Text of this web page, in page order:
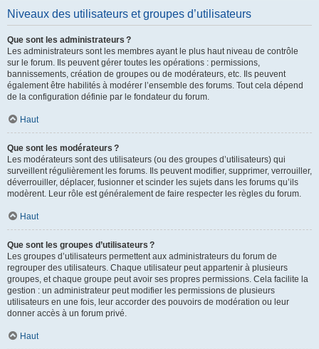
Niveaux des utilisateurs et groupes d’utilisateurs
Que sont les administrateurs ?
Les administrateurs sont les membres ayant le plus haut niveau de contrôle
sur le forum. Ils peuvent gérer toutes les opérations : permissions,
bannissements, création de groupes ou de modérateurs, etc. Ils peuvent
également être habilités à modérer l’ensemble des forums. Tout cela dépend
de la configuration définie par le fondateur du forum.
Haut
Que sont les modérateurs ?
Les modérateurs sont des utilisateurs (ou des groupes d’utilisateurs) qui
surveillent régulièrement les forums. Ils peuvent modifier, supprimer, verrouiller,
déverrouiller, déplacer, fusionner et scinder les sujets dans les forums qu’ils
modèrent. Leur rôle est généralement de faire respecter les règles du forum.
Haut
Que sont les groupes d’utilisateurs ?
Les groupes d’utilisateurs permettent aux administrateurs du forum de
regrouper des utilisateurs. Chaque utilisateur peut appartenir à plusieurs
groupes, et chaque groupe peut avoir ses propres permissions. Cela facilite la
gestion : un administrateur peut modifier les permissions de plusieurs
utilisateurs en une fois, leur accorder des pouvoirs de modération ou leur
donner accès à un forum privé.
Haut